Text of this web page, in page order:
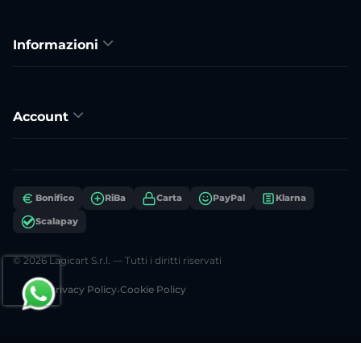
Informazioni
Account
Bonifico RiBa Carta PayPal Klarna
Scalapay
© 2026 Lagicart S.r.l. — Tutti i diritti riservati
Privacy Policy•Cookie Policy